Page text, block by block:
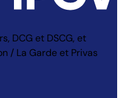
DCG et DSCG, et
/ La Garde et Privas